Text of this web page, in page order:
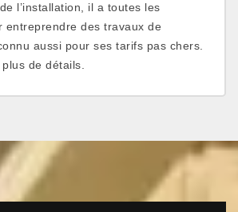
l’installation, il a toutes les
entreprendre des travaux de
aussi pour ses tarifs pas chers.
de détails.